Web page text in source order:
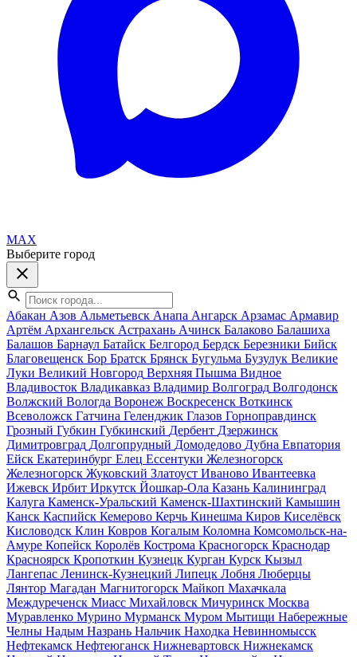
MAX
Выберите город
Абакан Азов Альметьевск Анапа Ангарск Арзамас Армавир
Артём Архангельск Астрахань Ачинск Балаково Балашиха
Балашов Барнаул Батайск Белгород Бердск Березники Бийск
Благовещенск Бор Братск Брянск Бугульма Бузулук Великие
Луки Великий Новгород Верхняя Пышма Видное
Владивосток Владикавказ Владимир Волгоград Волгодонск
Волжский Вологда Воронеж Воскресенск Воткинск
Всеволожск Гатчина Геленджик Глазов Горноправдинск
Грозный Губкин Губкинский Дербент Дзержинск
Димитровград Долгопрудный Домодедово Дубна Евпатория
Ейск Екатеринбург Елец Ессентуки Железногорск
Железногорск Жуковский Златоуст Иваново Ивантеевка
Ижевск Ирбит Иркутск Йошкар-Ола Казань Калининград
Калуга Каменск-Уральский Каменск-Шахтинский Камышин
Канск Каспийск Кемерово Керчь Кинешма Киров Киселёвск
Кисловодск Клин Ковров Когалым Коломна Комсомольск-на-
Амуре Копейск Королёв Кострома Красногорск Краснодар
Красноярск Кропоткин Кузнецк Курган Курск Кызыл
Лангепас Ленинск-Кузнецкий Липецк Лобня Люберцы
Лянтор Магадан Магнитогорск Майкоп Махачкала
Междуреченск Миасс Михайловск Мичуринск Москва
Муравленко Мурино Мурманск Муром Мытищи Набережные
Челны Надым Назрань Нальчик Находка Невинномысск
Нефтекамск Нефтеюганск Нижневартовск Нижнекамск